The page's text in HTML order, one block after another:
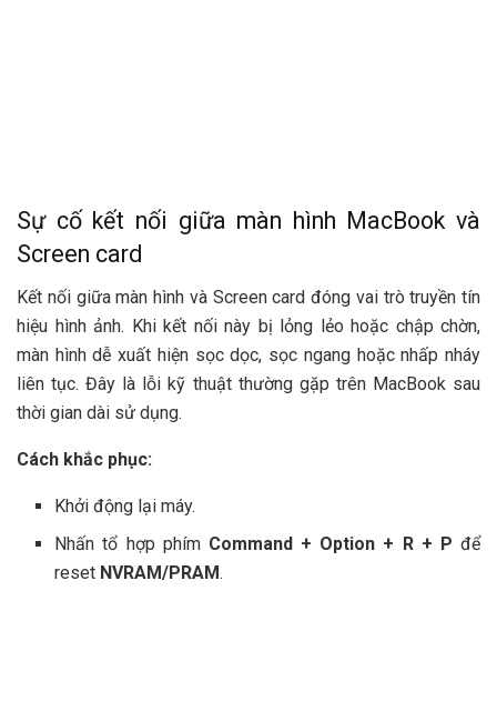
Sự cố kết nối giữa màn hình MacBook và
Screen card
Kết nối giữa màn hình và Screen card đóng vai trò truyền tín
hiệu hình ảnh. Khi kết nối này bị lỏng lẻo hoặc chập chờn,
màn hình dễ xuất hiện sọc dọc, sọc ngang hoặc nhấp nháy
liên tục. Đây là lỗi kỹ thuật thường gặp trên MacBook sau
thời gian dài sử dụng.
Cách khắc phục:
Khởi động lại máy.
Nhấn tổ hợp phím Command + Option + R + P để
reset NVRAM/PRAM.